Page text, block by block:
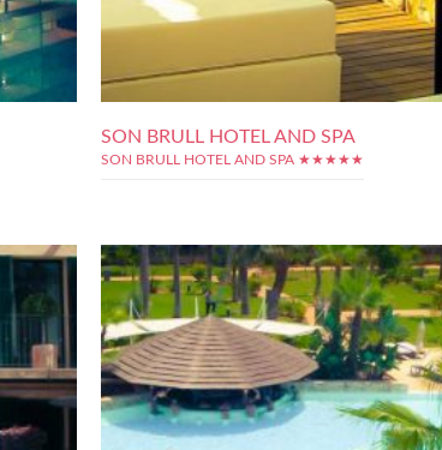
SON BRULL HOTEL AND SPA
SON BRULL HOTEL AND SPA ★★★★★